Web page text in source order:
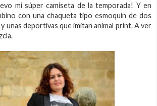
mi súper camiseta de la temporada! Y en
con una chaqueta tipo esmoquin de dos
unas deportivas que imitan animal print. A ver